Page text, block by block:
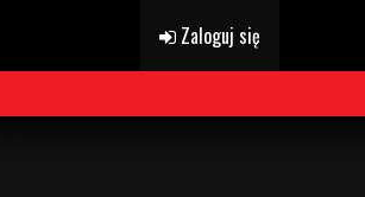
Zaloguj się